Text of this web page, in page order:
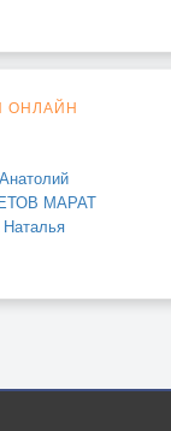
ОНЛАЙН
МАРАТ